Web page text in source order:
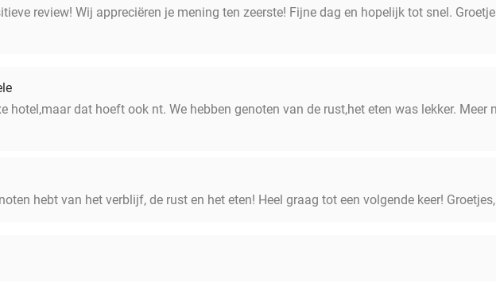
review! Wij appreciëren je mening ten zeerste! Fijne dag en hopelijk tot snel.
hotel,maar dat hoeft ook nt. We hebben genoten van de rust,het eten was lekker. Meer
hebt van het verblijf, de rust en het eten! Heel graag tot een volgende keer!